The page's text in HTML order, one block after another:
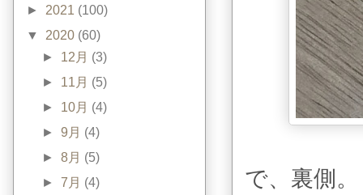
で、裏側。
► 2021 (100)
▼ 2020 (60)
► 12月 (3)
► 11月 (5)
► 10月 (4)
►9月 (4)
►8月 (5)
►7月 (4)